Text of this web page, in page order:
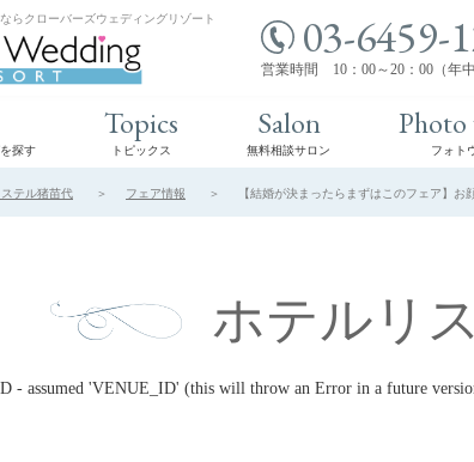
らクローバーズウェディングリゾート 03-6459-
営業時間 10：00～20：00（年中
探す
Topics
トピックス
Salon
無料相談サロン フォト
テル猪苗代 フェア情報 【結婚が決まったらまずはこのフェア】
ホテルリ
- assumed 'VENUE_ID' (this will throw an Error in a future